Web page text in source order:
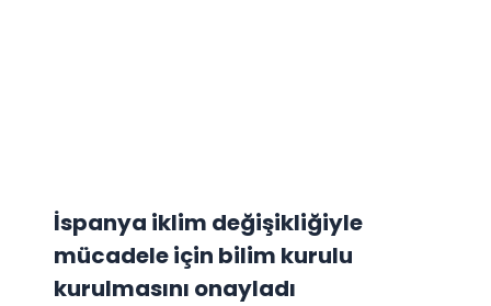
İspanya iklim değişikliğiyle
mücadele için bilim kurulu
kurulmasını onayladı